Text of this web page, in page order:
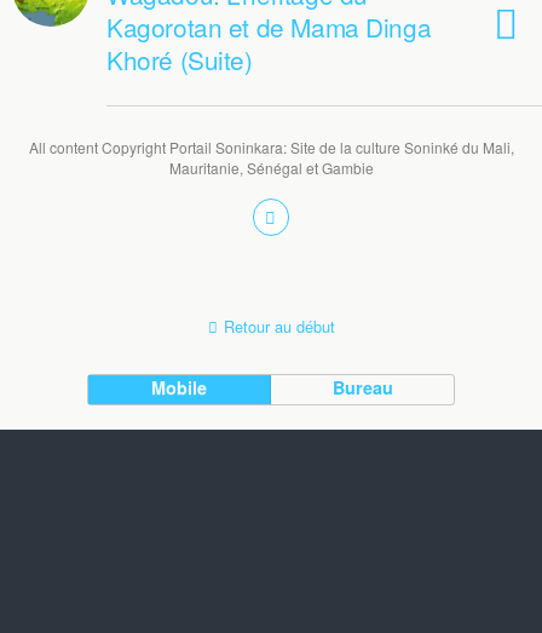
Kagorotan et de Mama Dinga
Khoré (Suite)
All content Copyright Portail Soninkara: Site de la culture Soninké du Mali,
Mauritanie, Sénégal et Gambie
Retour au début
Mobile Bureau